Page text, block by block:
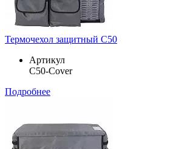
Термочехол защитный C50
Артикул
C50-Cover
Подробнее